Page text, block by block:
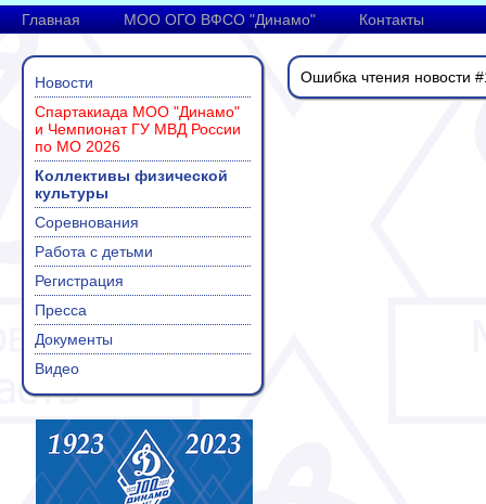
Главная МОО ОГО ВФСО "Динамо" Контакты
Новости
Спартакиада МОО "Динамо"
и Чемпионат ГУ МВД России
по МО 2026
Коллективы физической
культуры
Соревнования
Работа с детьми
Регистрация
Пресса
Документы
Видео
Ошибка чтения новости